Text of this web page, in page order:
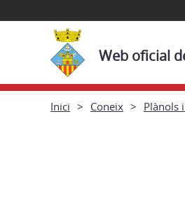
Web oficial
Inici Coneix Plànols